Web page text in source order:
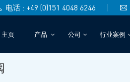
电话 : +49 (0)151 4048 6246
主页 产品 公司 行业案例